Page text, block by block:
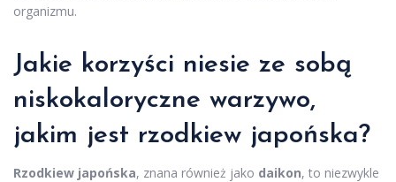
organizmu.
Jakie korzyści niesie ze sobą
niskokaloryczne warzywo,
jakim jest rzodkiew japońska?
Rzodkiew japońska, znana również jako daikon, to niezwykle